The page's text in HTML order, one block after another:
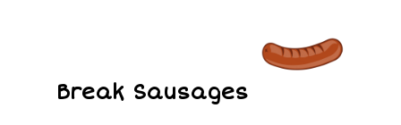
Break Sausages